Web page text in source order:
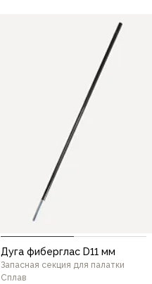
Дуга фиберглас D11 мм
Запасная секция для палатки
Сплав